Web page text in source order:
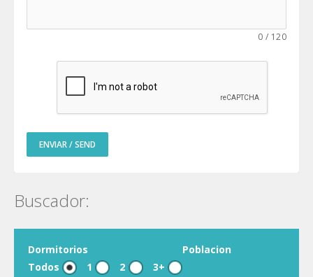
0 / 120
ENVIAR / SEND
Buscador:
Dormitorios
Todos
1 2 3+
Poblacion